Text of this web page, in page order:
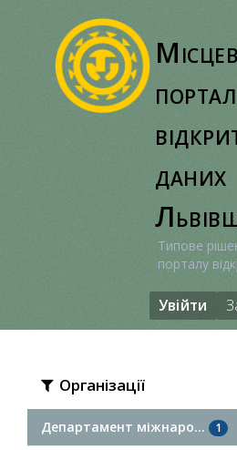
портал
даних
Типове
порталу
Увійти
Організації
Департамент міжнаро... 1